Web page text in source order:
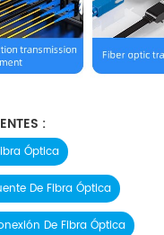
:
Óptica
De Fibra Óptica
De Fibra Óptica